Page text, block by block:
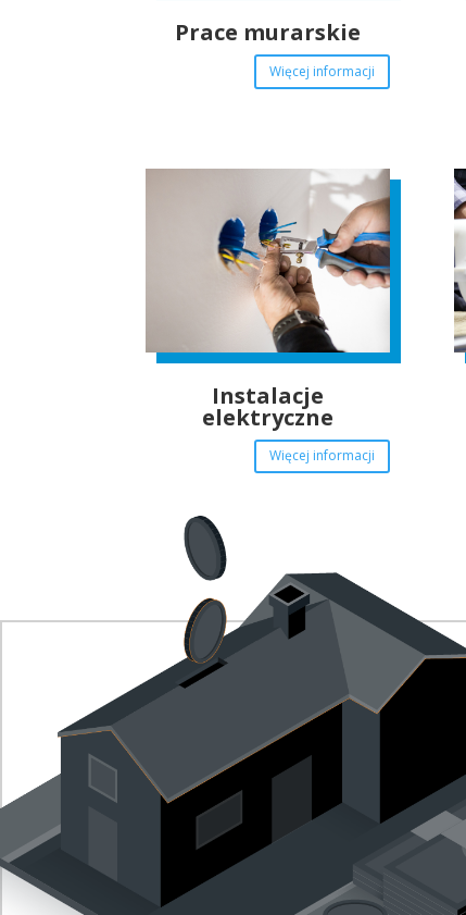
Prace murarskie
Więcej informacji
Instalacje
elektryczne
Więcej informacji